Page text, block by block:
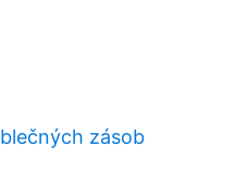
zásob